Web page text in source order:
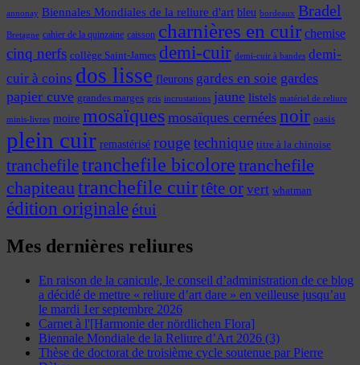
annonay Biennales Mondiales de la reliure d'art bleu bordeaux Bradel
Bretagne cahier de la quinzaine caisson charnières en cuir chemise
cinq nerfs collège Saint-James demi-cuir demi-cuir à bandes demi-
cuir à coins dos lisse fleurons gardes en soie gardes
papier cuve grandes marges gris incrustations jaune listels matériel de reliure
minis-livres moire mosaïques mosaïques cernées noir oasis
plein cuir remastérisé rougetechnique titre à la chinoise
tranchefiletranchefile bicolore tranchefile
chapiteau tranchefile cuirtête or vert whatman
édition originaleétui
Mes dernières reliures
En raison de la canicule, le conseil d’administration de ce blog
a décidé de mettre « reliure d’art dare » en veilleuse jusqu’au
le mardi 1er septembre 2026
Carnet à l'[Harmonie der nördlichen Flora]
Biennale Mondiale de la Reliure d’Art 2026 (3)
Thèse de doctorat de troisième cycle soutenue par Pierre